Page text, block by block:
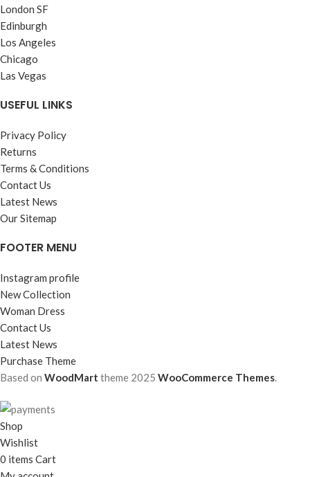
London SF
Edinburgh
Los Angeles
Chicago
Las Vegas
USEFUL LINKS
Privacy Policy
Returns
Terms & Conditions
Contact Us
Latest News
Our Sitemap
FOOTER MENU
Instagram profile
New Collection
Woman Dress
Contact Us
Latest News
Purchase Theme
Based on WoodMart theme 2025 WooCommerce Themes.
Shop
Wishlist
0 items Cart